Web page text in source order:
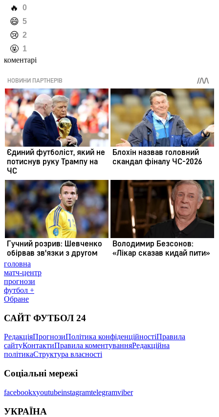
️🔥 0
️😄 5
️😢 2
️🤬 1
коментарі
головна
матч-центр
прогнози
футбол +
Обране
САЙТ ФУТБОЛ 24
РедакціяПрогнозиПолітика конфіденційностіПравила
сайтуКонтактиПравила коментуванняРедакційна
політикаСтруктура власності
Соціальні мережі
facebookxyoutubeinstagramtelegramviber
УКРАЇНА